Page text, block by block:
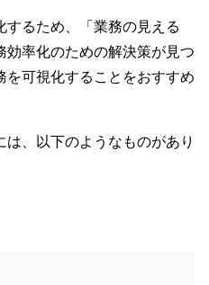
するため、「業務の見える
率化のための解決策が見つ
を可視化することをおすすめ
、以下のようなものがあり